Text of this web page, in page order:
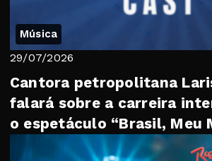
Música
29/07/2026
Cantora petropolitana
falará sobre a carreira
o espetáculo “Brasil, Meu